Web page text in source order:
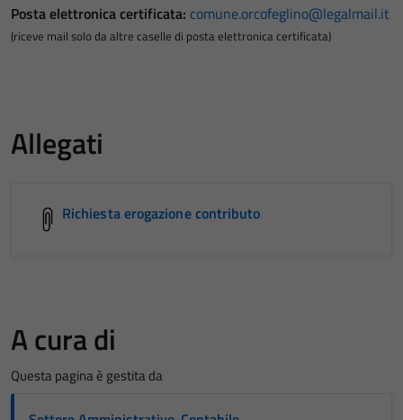
Posta elettronica certificata: comune.orcofeglino@legalmail.it
(riceve mail solo da altre caselle di posta elettronica certificata)
Allegati
Richiesta erogazione contributo
A cura di
Questa pagina è gestita da